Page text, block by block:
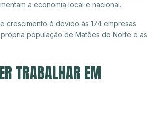
a economia local e nacional.
crescimento é devido às 174 empresas
população de Matões do Norte e as
TRABALHAR EM